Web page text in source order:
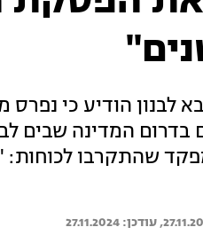
הודיע כי נפרס
בדרום המדינה שבים
27.11.2024